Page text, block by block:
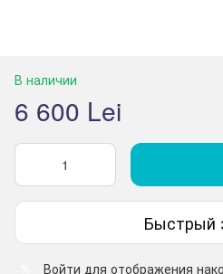
В наличии
6 600 Lei
Быстрый
Войти для отображения